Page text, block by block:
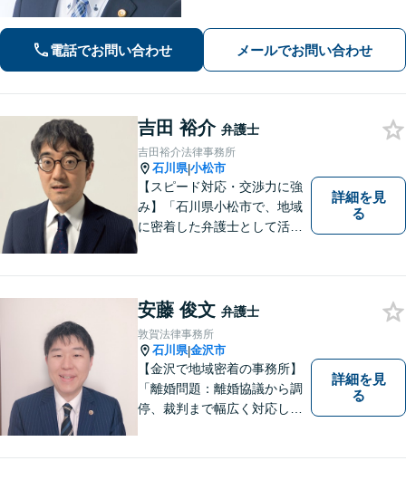
すく説明しますので、安心してご相談
ください。
電話でお問い合わせ メールでお問い合わせ
吉田 裕介 弁護士
吉田裕介法律事務所
石川県|小松市
【スピード対応・交渉力に強
み】「石川県小松市で、地域
に密着した弁護士として活動
にお任せください【完全個室
／プライバシー配慮】
詳細を見
る
安藤 俊文 弁護士
敦賀法律事務所
石川県|金沢市
【金沢で地域密着の事務所】
「離婚問題：離婚協議から調
停、裁判まで幅広く対応し、
詳細を見
る